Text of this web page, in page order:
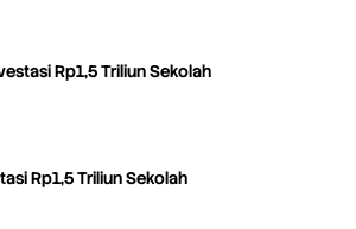
Rp1,5 Triliun Sekolah
Rp1,5 Triliun Sekolah